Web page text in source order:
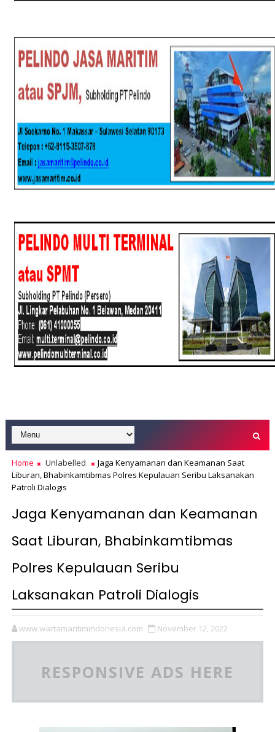
Home Unlabelled
Jaga Kenyamanan dan Keamanan Saat
Liburan, Bhabinkamtibmas Polres Kepulauan Seribu Laksanakan
Patroli Dialogis
Jaga Kenyamanan dan Keamanan
Saat Liburan, Bhabinkamtibmas
Polres Kepulauan Seribu
Laksanakan Patroli Dialogis
www.wartamaritimindonesia.com November 12, 2022
RESPONSIVE ADS HERE